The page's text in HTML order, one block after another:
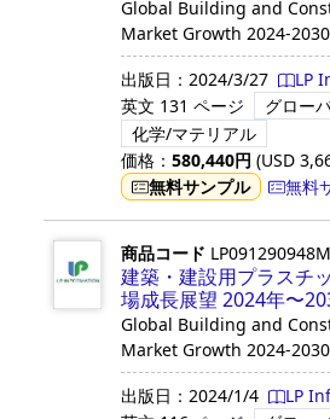
Global Building and
Market Growth 2024-2030
出版日： 2024/3/27
LP
英文 131 ページ
グロー
化学/マテリアル
価格： 580,440円 (USD
無料サンプル
無料
商品コード
建築・建設用プラスチ
場成長展望 2024年〜
Global Building and
Market Growth 2024-2030
出版日： 2024/1/4
LP